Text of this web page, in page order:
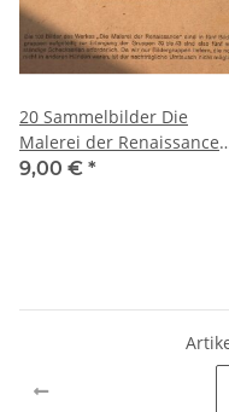
20 Sammelbilder Die
Malerei der Renaissance
Gr.43
9,00 € *